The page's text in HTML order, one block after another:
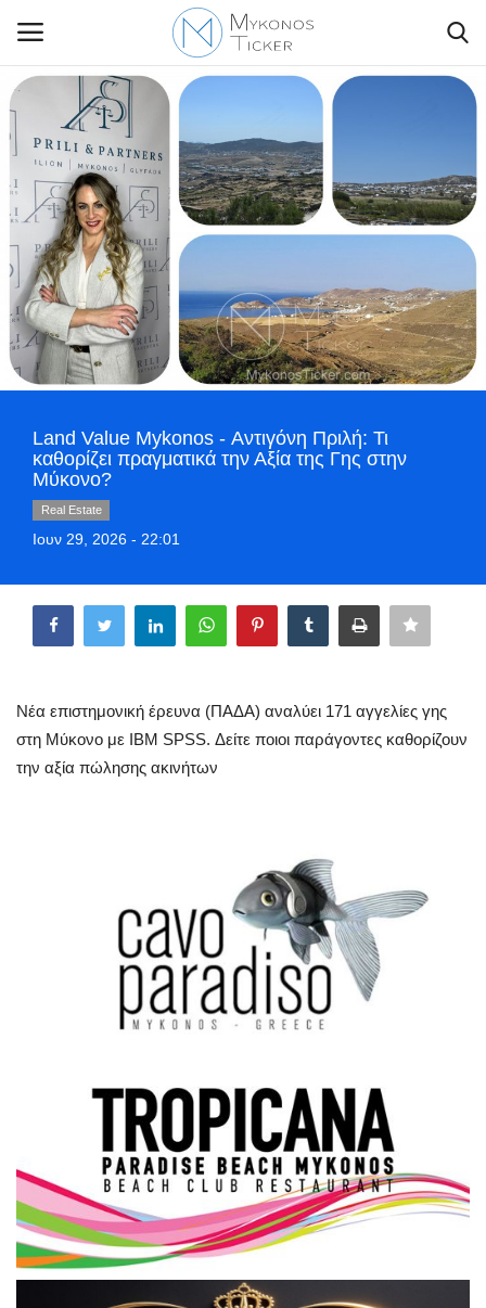
Contact Us
Politique
Business
Travel
World
Style Adorés
Greece
Arts & Culture
Sport
Science & Tech
Σεβασμιώτατος Δωρόθεος Β’
Cost Of Living Crisis
Opinion + Analysis
L’Art des Sens
Land Value Mykonos - Αντιγόνη Πριλή: Τι
καθορίζει πραγματικά την Αξία της Γης στην
Μύκονο?
Real Estate
Ιουν 29, 2026 - 22:01
Νέα επιστημονική έρευνα (ΠΑΔΑ) αναλύει 171 αγγελίες γης
στη Μύκονο με IBM SPSS. Δείτε ποιοι παράγοντες καθορίζουν
την αξία πώλησης ακινήτων